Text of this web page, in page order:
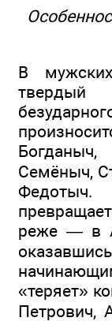
В
Семёныч,
Федотыч.
реже — в
«теряет»
Петрович,